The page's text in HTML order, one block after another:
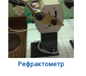
Рефрактометр